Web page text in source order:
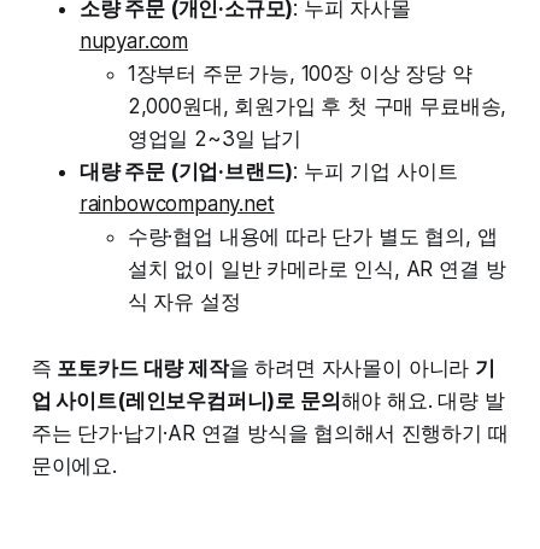
소량 주문 (개인·소규모): 누피 자사몰
nupyar.com
1장부터 주문 가능, 100장 이상 장당 약
2,000원대, 회원가입 후 첫 구매 무료배송,
영업일 2~3일 납기
대량 주문 (기업·브랜드): 누피 기업 사이트
rainbowcompany.net
수량·협업 내용에 따라 단가 별도 협의, 앱
설치 없이 일반 카메라로 인식, AR 연결 방
식 자유 설정
즉 포토카드 대량 제작을 하려면 자사몰이 아니라 기
업 사이트(레인보우컴퍼니)로 문의 해야 해요. 대량 발
주는 단가·납기·AR 연결 방식을 협의해서 진행하기 때
문이에요.